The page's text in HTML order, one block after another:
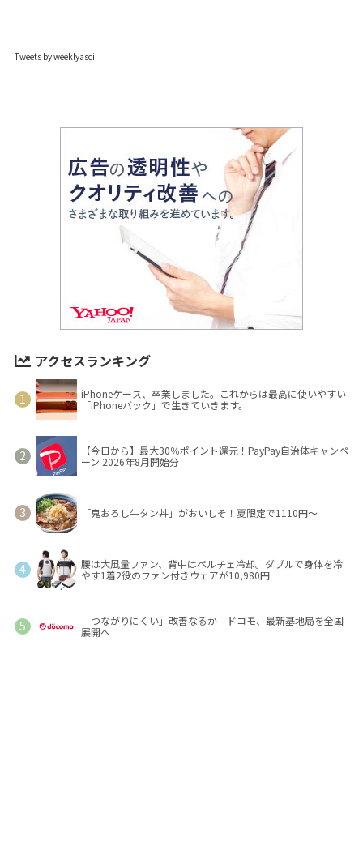
Tweets by weeklyascii
アクセスランキング
iPhoneケース、卒業しました。これからは最高に使いやすい
「iPhoneバック」で生きていきます。
【今日から】最大30％ポイント還元！PayPay自治体キャンペ
ーン 2026年8月開始分
「鬼おろし牛タン丼」がおいしそ！夏限定で1110円～
腰は大風量ファン、背中はペルチェ冷却。ダブルで身体を冷
やす1着2役のファン付きウェアが10,980円
「つながりにくい」改善なるか ドコモ、最新基地局を全国
展開へ